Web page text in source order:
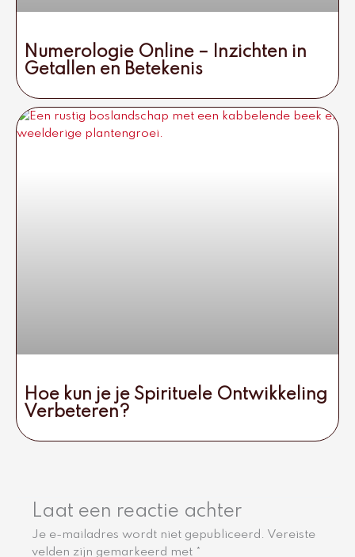
Numerologie Online – Inzichten in
Getallen en Betekenis
Hoe kun je je Spirituele Ontwikkeling
Verbeteren?
Laat een reactie achter
Je e-mailadres wordt niet gepubliceerd. Vereiste
velden zijn gemarkeerd met *